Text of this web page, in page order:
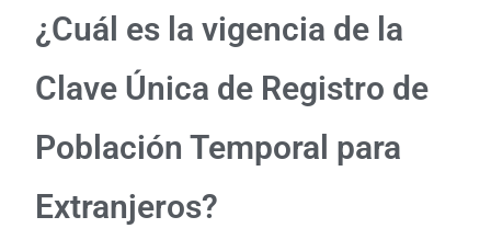
¿Cuál es la vigencia de la
Clave Única de Registro de
Población Temporal para
Extranjeros?